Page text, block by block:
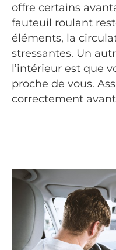
offre certains
fauteuil roulant
éléments, la
stressantes. Un
l’intérieur est que
proche de vous.
correctement